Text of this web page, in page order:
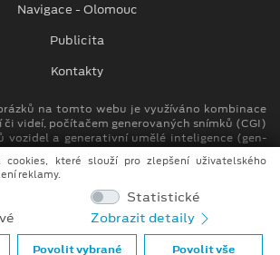
Navigace - Olomouc
Publicita
Kontakty
na tomto webu je využíváno kombinace
videí, počítačem generovaných snímků (CGI)
vozidel a generativní umělé inteligence (gen-
Bečvou
cookies, které slouží pro zlepšení uživatelského
reklamy.
Statistické
Zobrazit detaily
Povolit vybrané Povolit vše